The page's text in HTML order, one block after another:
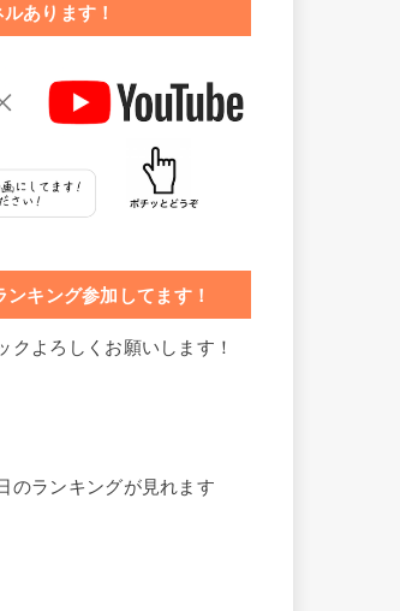
あります！
キング参加してます！
クよろしくお願いします！
のランキングが見れます